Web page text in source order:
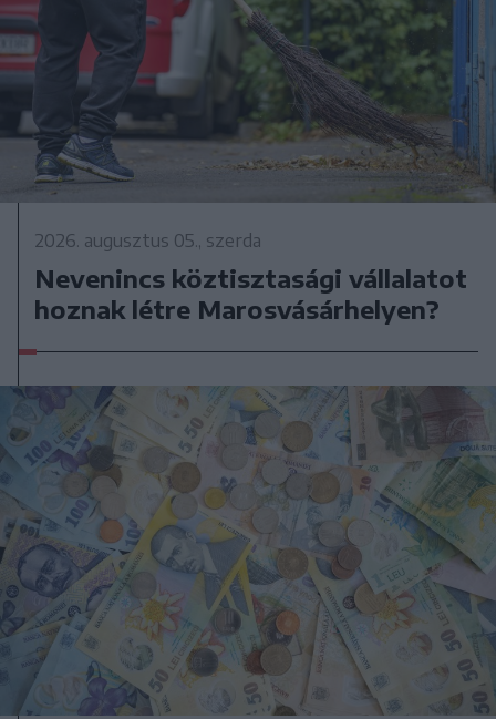
2026. augusztus 05., szerda
Nevenincs köztisztasági vállalatot
hoznak létre Marosvásárhelyen?